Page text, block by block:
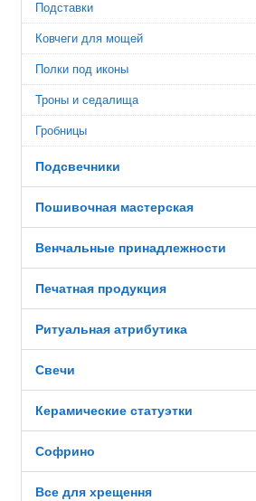
Подставки
Ковчеги для мощей
Полки под иконы
Троны и седалища
Гробницы
Подсвечники
Пошивочная мастерская
Венчальные принадлежности
Печатная продукция
Ритуальная атрибутика
Свечи
Керамические статуэтки
Софрино
Все для хрещення